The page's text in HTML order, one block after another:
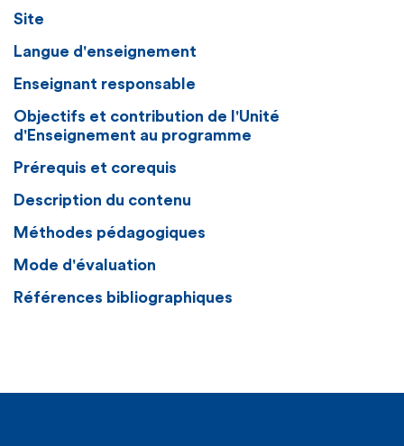
Site
Langue d'enseignement
Enseignant responsable
Objectifs et contribution de l'Unité
d'Enseignement au programme
Prérequis et corequis
Description du contenu
Méthodes pédagogiques
Mode d'évaluation
Références bibliographiques